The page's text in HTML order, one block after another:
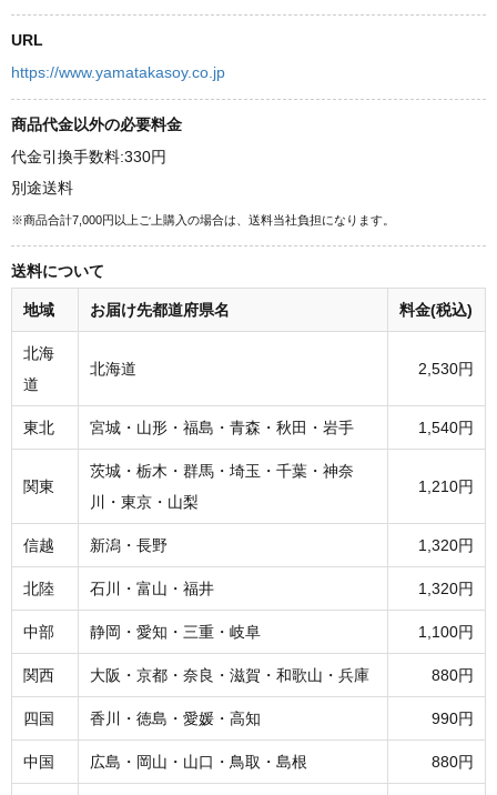
URL
https://www.yamatakasoy.co.jp
商品代金以外の必要料金
代金引換手数料:330円
別途送料
※商品合計7,000円以上ご上購入の場合は、送料当社負担になります。
送料について
地域 お届け先都道府県名 料金(税込)
北海
道
北海道 2,530円
東北 宮城・山形・福島・青森・秋田・岩手 1,540円
関東
茨城・栃木・群馬・埼玉・千葉・神奈
川・東京・山梨
1,210円
信越 新潟・長野 1,320円
北陸 石川・富山・福井 1,320円
中部 静岡・愛知・三重・岐阜 1,100円
関西 大阪・京都・奈良・滋賀・和歌山・兵庫 880円
四国 香川・徳島・愛媛・高知 990円
中国 広島・岡山・山口・鳥取・島根 880円